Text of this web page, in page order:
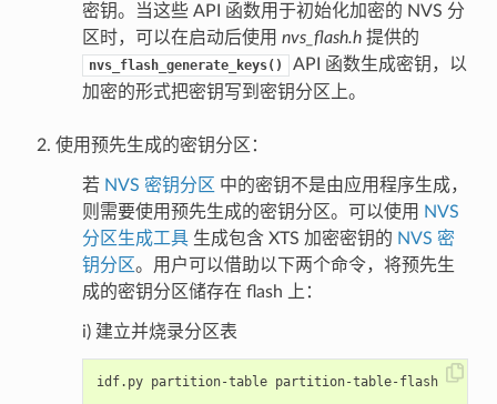
密钥。当这些 API 函数用于初始化加密的 NVS 分
区时，可以在启动后使用 nvs_flash.h提供的
nvs_flash_generate_keys()
API 函数生成密钥，以
加密的形式把密钥写到密钥分区上。
使用预先生成的密钥分区：
若 NVS 密钥分区 中的密钥不是由应用程序生成，
则需要使用预先生成的密钥分区。可以使用 NVS
分区生成工具生成包含 XTS 加密密钥的 NVS 密
钥分区。用户可以借助以下两个命令，将预先生
成的密钥分区储存在 flash 上：
i) 建立并烧录分区表
idf.py partition-table partition-table-flash